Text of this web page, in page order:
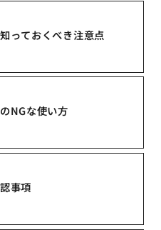
っておくべき注意点
NGな使い方
事項